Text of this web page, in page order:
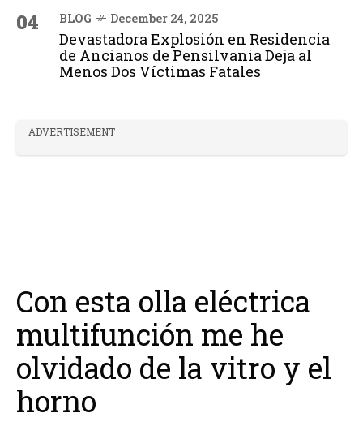
04 BLOG December 24, 2025
Devastadora Explosión en Residencia
de Ancianos de Pensilvania Deja al
Menos Dos Víctimas Fatales
ADVERTISEMENT
Con esta olla eléctrica
multifunción me he
olvidado de la vitro y el
horno